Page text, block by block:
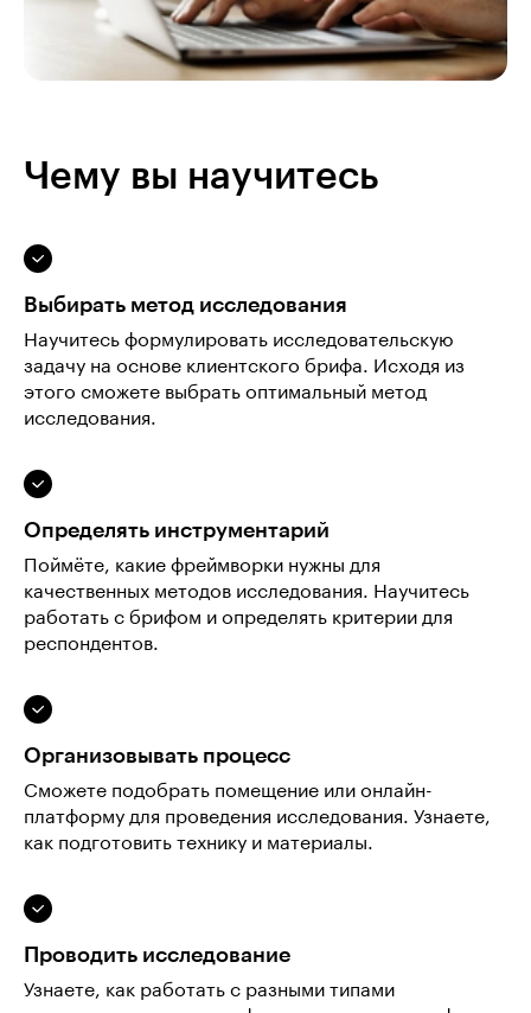
Чему вы научитесь
Выбирать метод исследования
Научитесь формулировать исследовательскую
задачу на основе клиентского брифа. Исходя из
этого сможете выбрать оптимальный метод
исследования.
Определять инструментарий
Поймёте, какие фреймворки нужны для
качественных методов исследования. Научитесь
работать с брифом и определять критерии для
респондентов.
Организовывать процесс
Сможете подобрать помещение или онлайн-
платформу для проведения исследования. Узнаете,
как подготовить технику и материалы.
Проводить исследование
Узнаете, как работать с разными типами